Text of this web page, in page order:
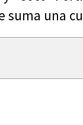
suma una